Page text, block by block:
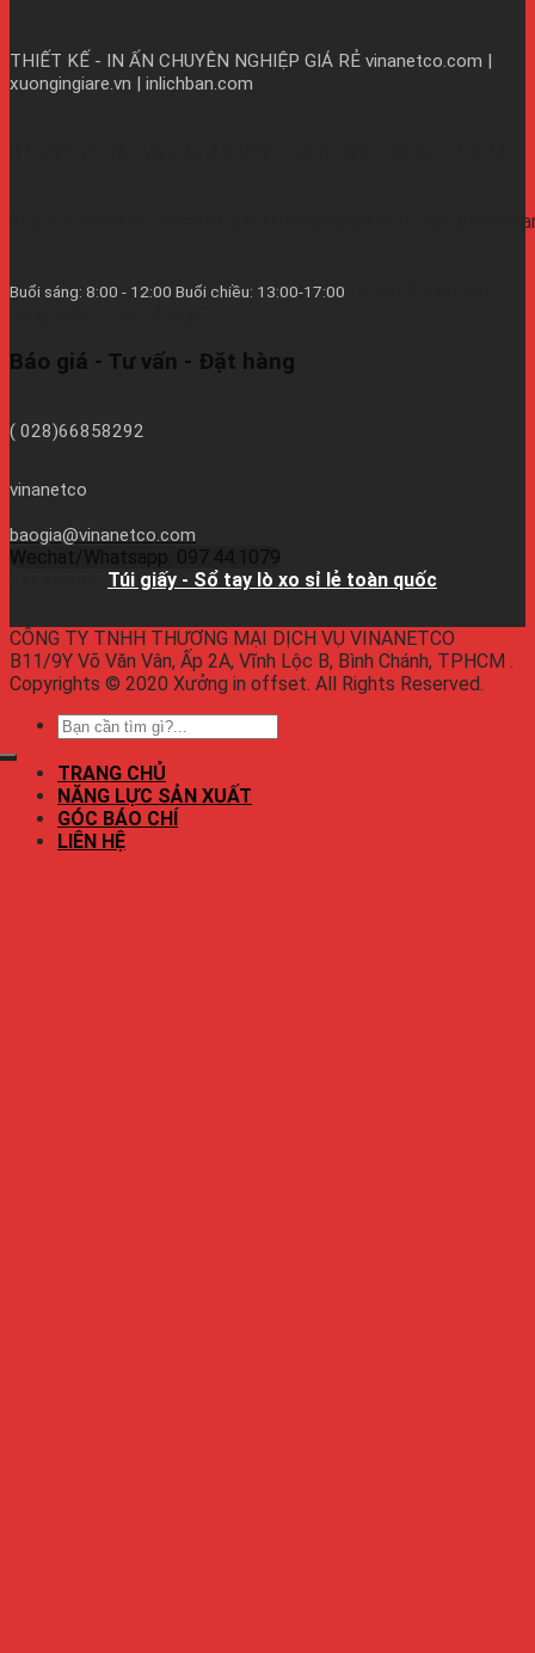
THIẾT KẾ - IN ẤN CHUYÊN NGHIỆP GIÁ RẺ vinanetco.com |
xuongingiare.vn | inlichban.com
https://vinanetco.com/https://xuongingiare.vn/https://
Buổi sáng: 8:00 - 12:00 Buổi chiều: 13:00-17:00
Báo giá - Tư vấn - Đặt hàng
( 028)66858292
vinanetco
baogia@vinanetco.com
Wechat/Whatsapp: 097.44.1079
Túi giấy - Sổ tay lò xo sỉ lẻ toàn quốc
CÔNG TY TNHH THƯƠNG MẠI DỊCH VỤ VINANETCO
B11/9Y Võ Văn Vân, Ấp 2A, Vĩnh Lộc B, Bình Chánh, TPHCM .
Copyrights © 2020 Xưởng in offset. All Rights Reserved.
TRANG CHỦ
NĂNG LỰC SẢN XUẤT
GÓC BÁO CHÍ
LIÊN HỆ